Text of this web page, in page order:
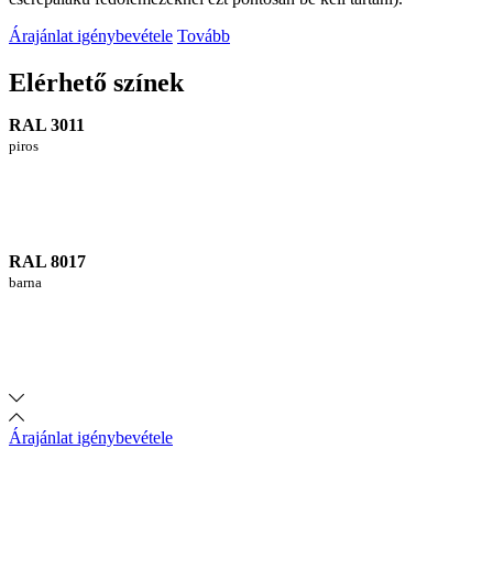
Árajánlat igénybevétele Tovább
Elérhető színek
RAL 3011
piros
RAL 8017
barna
Árajánlat igénybevétele